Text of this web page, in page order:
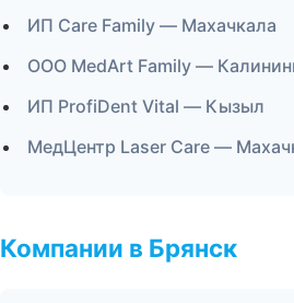
ИП Care Family — Махачкала
ООО MedArt Family —
ИП ProfiDent Vital — Кызыл
МедЦентр Laser Care —
Компании в Брянск